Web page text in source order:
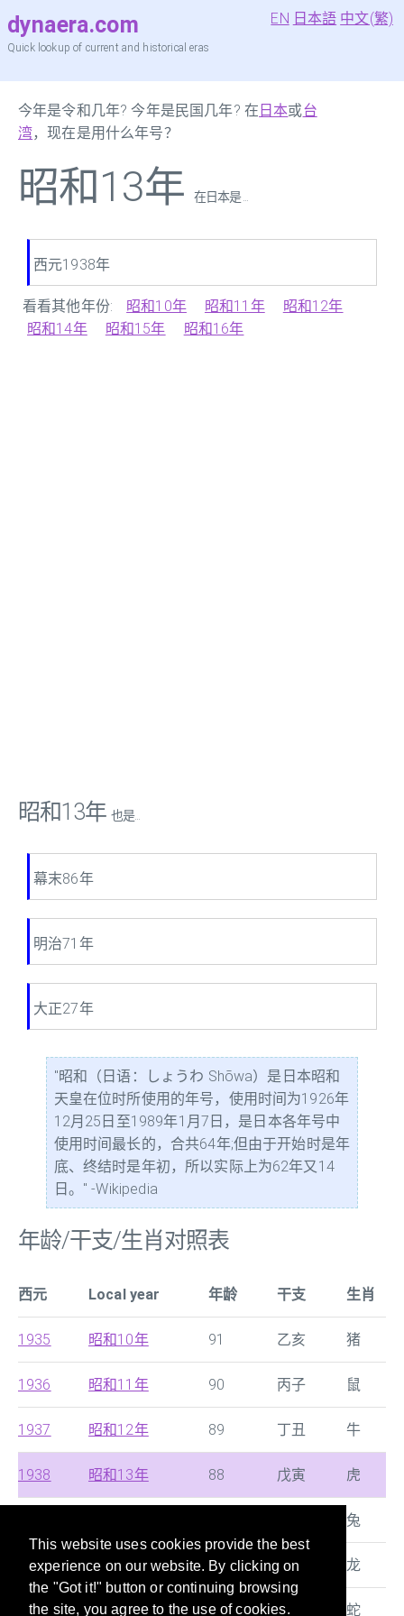
This website uses cookies provide the best
experience on our website. By clicking on
the "Got it!" button or continuing browsing
the site, you agree to the use of cookies.
dynaera.com
Quick lookup of current and historical eras
EN 日本語 中文(繁)
今年是令和几年? 今年是民国几年? 在 日本或台
湾，现在是用什么年号？
昭和13年 在日本是 ...
西元1938年
看看其他年份: 昭和10年 昭和11年
昭和12年
昭和14年
昭和15年 昭和16年
昭和13年 也是...
幕末86年
明治71年
大正27年
"昭和（日语：しょうわ Shōwa）是日本昭和
天皇在位时所使用的年号，使用时间为1926年
12月25日至1989年1月7日，是日本各年号中
使用时间最长的，合共64年;但由于开始时是年
底、终结时是年初，所以实际上为62年又14
日。" -Wikipedia
年龄/干支/生肖对照表
西元 Local year 年龄 干支 生肖
1935 昭和10年 91 乙亥 猪
1936 昭和11年 90 丙子 鼠
1937 昭和12年 89 丁丑 牛
1938 昭和13年 88 戊寅 虎
兔
1940 昭和15年 86 庚辰 龙
1941 昭和16年 85 辛巳 蛇